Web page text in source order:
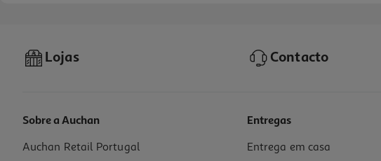
Gelatina Capilar Novex Meus Cachos De Cinema
Lojas Contacto
Sobre a Auchan
Auchan Retail Portugal
Entregas
Entrega em casa